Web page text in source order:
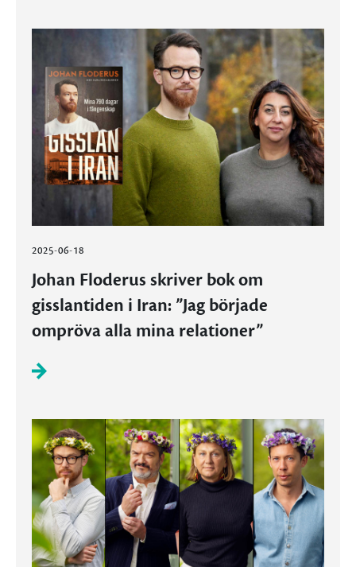
2025-06-18
Johan Floderus skriver bok om
gisslantiden i Iran: ”Jag började
ompröva alla mina relationer”